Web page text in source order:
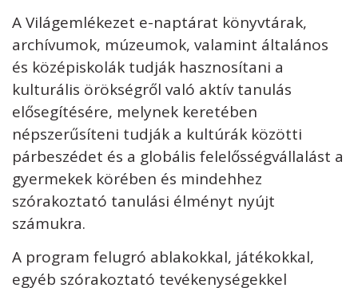
A Világemlékezet e-naptárat könyvtárak,
archívumok, múzeumok, valamint általános
és középiskolák tudják hasznosítani a
kulturális örökségről való aktív tanulás
elősegítésére, melynek keretében
népszerűsíteni tudják a kultúrák közötti
párbeszédet és a globális felelősségvállalást a
gyermekek körében és mindehhez
szórakoztató tanulási élményt nyújt
számukra.
A program felugró ablakokkal, játékokkal,
egyéb szórakoztató tevékenységekkel